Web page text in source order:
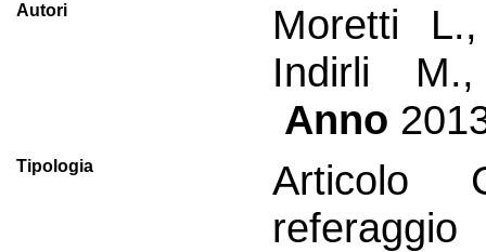
Autori
Moretti
Indirli
Anno
Tipologia
Articolo
referaggio